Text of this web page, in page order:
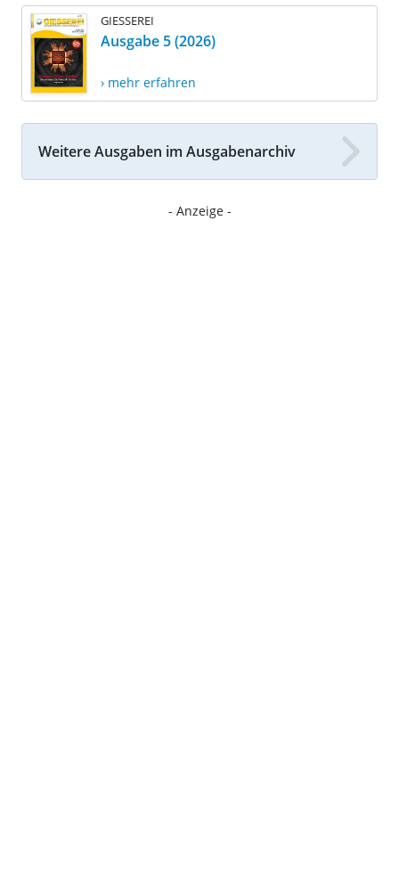
GIESSEREI
Ausgabe 5 (2026)
› mehr erfahren
Weitere Ausgaben im Ausgabenarchiv
- Anzeige -